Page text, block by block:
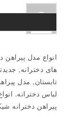
انواع مدل پیراهن
های دخترانه,
تابستان, مدل
پیراهن دخترانه